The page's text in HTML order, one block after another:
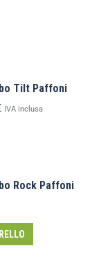
Tilt Paffoni
IVA inclusa
Rock Paffoni